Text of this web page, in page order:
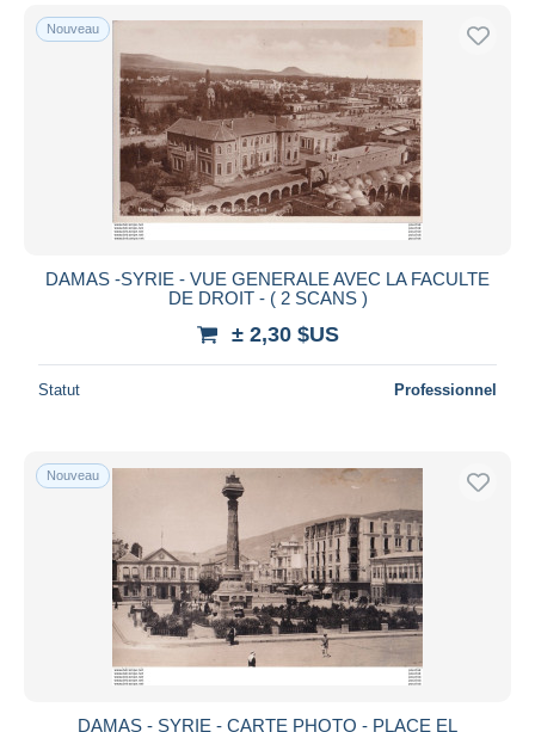
Nouveau
DAMAS -SYRIE - VUE GENERALE AVEC LA FACULTE
DE DROIT - ( 2 SCANS )
± 2,30 $US
Statut Professionnel
Nouveau
DAMAS - SYRIE - CARTE PHOTO - PLACE EL